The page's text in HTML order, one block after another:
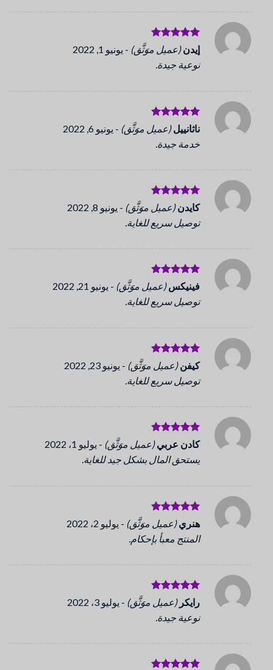
تم التقييم
5من 5
إيدن(عميل موَثَّق) - يونيو 1, 2022
نوعية جيدة.
تم التقييم
5من 5
ناثانييل(عميل موَثَّق) - يونيو 6, 2022
خدمة جيدة.
تم التقييم
5من 5
كايدن(عميل موَثَّق) - يونيو 8, 2022
توصيل سريع للغاية.
تم التقييم
5من 5
فينيكس(عميل موَثَّق) - يونيو 21, 2022
توصيل سريع للغاية.
تم التقييم
5من 5
كيفن(عميل موَثَّق) - يونيو 23, 2022
توصيل سريع للغاية.
تم التقييم
5من 5
كادن عربي(عميل موَثَّق) - يوليو 1، 2022
يستحق المال بشكل جيد للغاية.
تم التقييم
5من 5
هنري(عميل موَثَّق) - يوليو 2، 2022
المنتج معبأ بإحكام.
تم التقييم
5من 5
رايكر(عميل موَثَّق) - يوليو 3، 2022
نوعية جيدة.